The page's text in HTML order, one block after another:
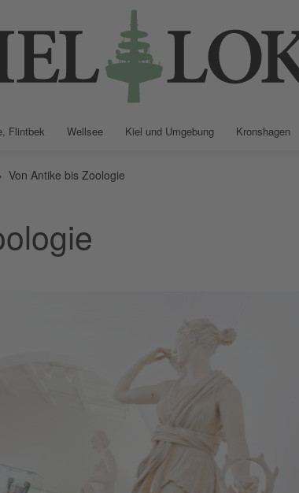
Flintbek Wellsee Kiel und Umgebung Kronshagen
Von Antike bis Zoologie